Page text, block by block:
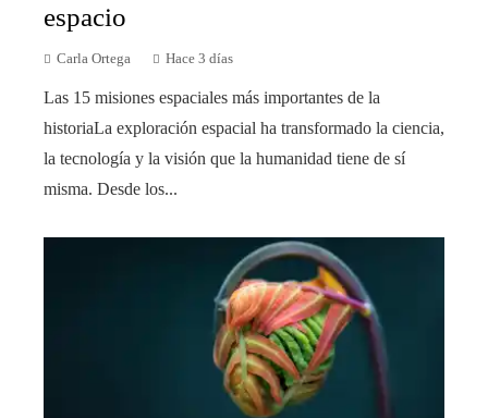
espacio
Carla Ortega Hace 3 días
Las 15 misiones espaciales más importantes de la
historiaLa exploración espacial ha transformado la ciencia,
la tecnología y la visión que la humanidad tiene de sí
misma. Desde los...